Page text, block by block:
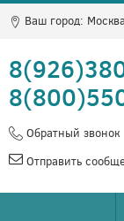
Ваш город: Москва
Обратный звонок
Отправить